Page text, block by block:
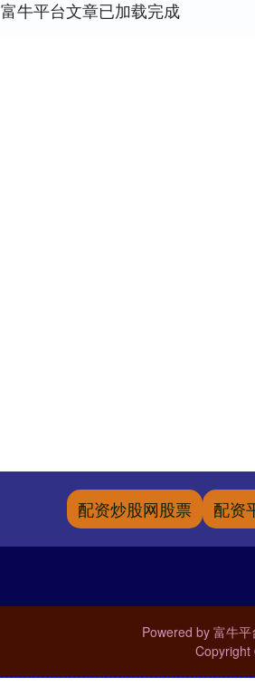
富牛平台文章已加载完成
配资炒股网股票 配资
Powered by 富牛平
Copyright